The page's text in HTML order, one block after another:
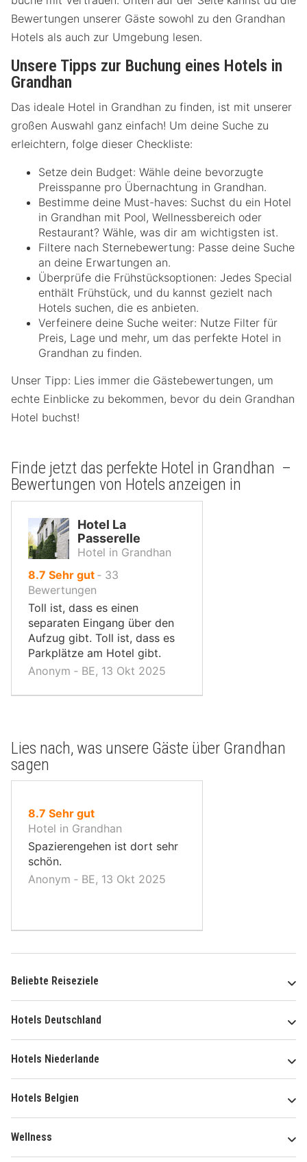
Bewertungen unserer Gäste sowohl zu den Grandhan
Hotels als auch zur Umgebung lesen.
Unsere Tipps zur Buchung eines Hotels in
Grandhan
Das ideale Hotel in Grandhan zu finden, ist mit unserer
großen Auswahl ganz einfach! Um deine Suche zu
erleichtern, folge dieser Checkliste:
Setze dein Budget: Wähle deine bevorzugte
Preisspanne pro Übernachtung in Grandhan.
Bestimme deine Must-haves: Suchst du ein Hotel
in Grandhan mit Pool, Wellnessbereich oder
Restaurant? Wähle, was dir am wichtigsten ist.
Filtere nach Sternebewertung: Passe deine Suche
an deine Erwartungen an.
Überprüfe die Frühstücksoptionen: Jedes Special
enthält Frühstück, und du kannst gezielt nach
Hotels suchen, die es anbieten.
Verfeinere deine Suche weiter: Nutze Filter für
Preis, Lage und mehr, um das perfekte Hotel in
Grandhan zu finden.
Unser Tipp: Lies immer die Gästebewertungen, um
echte Einblicke zu bekommen, bevor du dein Grandhan
Hotel buchst!
Finde jetzt das perfekte Hotel in Grandhan –
Bewertungen von Hotels anzeigen in
Hotel La
Passerelle
Hotel in Grandhan
8.7 von
10,
Sehr gut ‐ 33
Bewertungen
Toll ist, dass es einen
separaten Eingang über den
Aufzug gibt. Toll ist, dass es
Parkplätze am Hotel gibt.
Anonym ‐ BE, 13 Okt 2025
Lies nach, was unsere Gäste über Grandhan
sagen
8.7 von
10,
Sehr gut
Hotel in Grandhan
Spazierengehen ist dort sehr
schön.
Anonym ‐ BE, 13 Okt 2025
Beliebte Reiseziele
Hotels Deutschland
Hotels Niederlande
Hotels Belgien
Wellness